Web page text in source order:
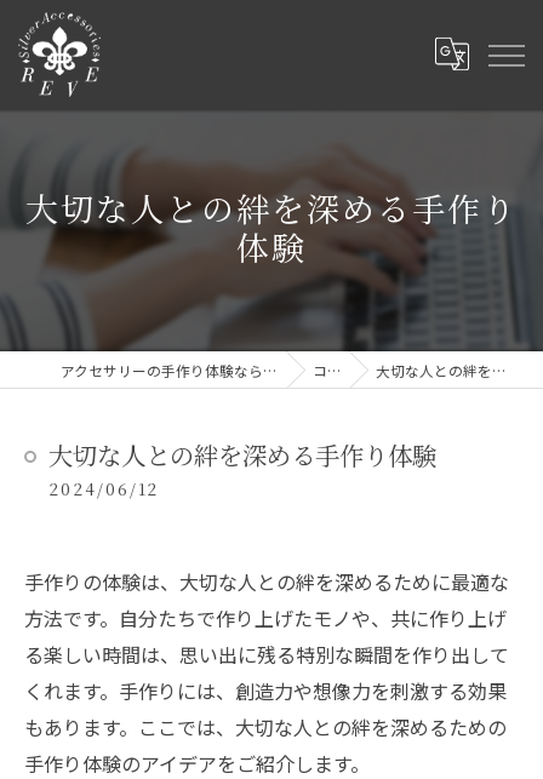
大切な人との絆を深める手作り
体験
アクセサリーの手作り体験ならSilver Accessories REVE コラム 大切な人との絆を深める手作り体験
大切な人との絆を深める手作り体験
2024/06/12
手作りの体験は、大切な人との絆を深めるために最適な
方法です。自分たちで作り上げたモノや、共に作り上げ
る楽しい時間は、思い出に残る特別な瞬間を作り出して
くれます。手作りには、創造力や想像力を刺激する効果
もあります。ここでは、大切な人との絆を深めるための
手作り体験のアイデアをご紹介します。